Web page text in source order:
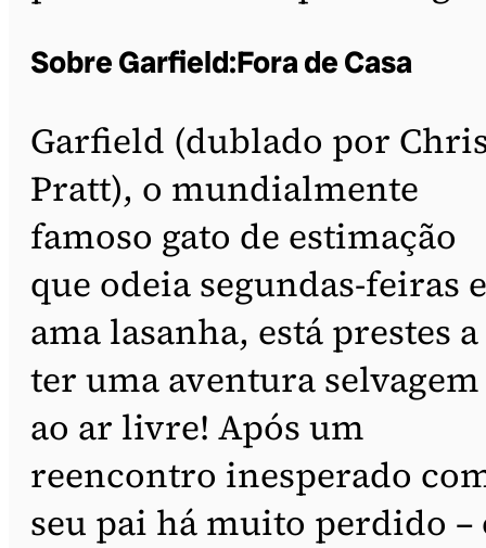
Sobre Garfield:Fora de Casa
Garfield (dublado por
Pratt), o mundialmente
famoso gato de estimação
que odeia segundas-feiras e
ama lasanha, está prestes a
ter uma aventura selvagem
ao ar livre! Após um
reencontro inesperado
seu pai há muito perdido –